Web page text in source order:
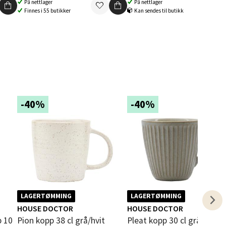
På nettlager
Finnes i 55 butikker
På nettlager
Kan sendes til butikk
-40%
LAGERTØMMING
HOUSE DOCTOR
Pion kopp 38 cl grå/hvit
-40%
LAGERTØMMING
HOUSE DOCTOR
Pleat kopp 30 cl grå/brun